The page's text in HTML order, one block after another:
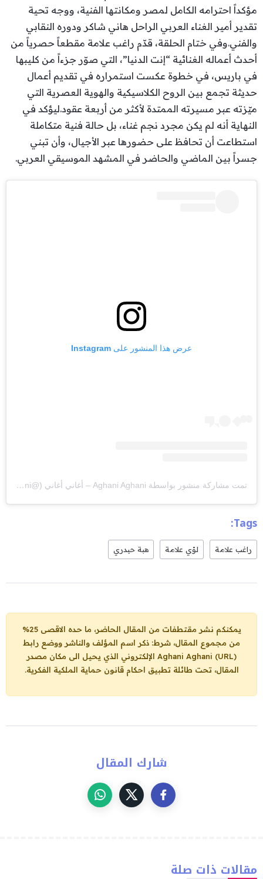
مؤكداً احترامه الكامل لمصر ومكانتها الفنية، ووجه تحية
تقدير أمير الغناء العربي الراحل هاني شاكر ودوره النقابي
والفني.وفي ختام الحلقة، قدّم راغب علامة مقطعاً حصرياً من
أحدث أعماله الغنائية “إنت الدنيا”، التي صوّر جزءاً من كليبها
في باريس، في خطوة عكست استمراره في تقديم أعمال
حديثة تجمع بين الروح الكلاسيكية والهوية العصرية التي
ميّزته عبر مسيرته الممتدة لأكثر من أربعة عقود.ليؤكد في
النهاية أنه لم يكن مجرد نجم غناء، بل حالة فنية متكاملة
استطاعت أن تحافظ على حضورها عبر الأجيال، وأن تبني
جسراً بين الماضي والحاضر في المشهد الموسيقي العربي.
عرض هذا المنشور على Instagram
تمت مشاركة منشور بواسطة ‏‎Aghani Aghani – أغاني أغاني‎‏ (@‏‎aghaniaghani‎‏)
Tags:
راغب علامة لؤي علامة هبة حيدري
يمكنكم نشر مقتطفات من المقال الحاضر، ما حده الاقصى 25%
من مجموع المقال، شرط: ذكر اسم المؤلف والناشر ووضع رابط
Aghani Aghani (URL) الإلكتروني الذي يحيل الى مكان مصدر
المقال، تحت طائلة تطبيق احكام قانون حماية الملكية الفكرية.
شارك المقال
مقالات ذات صلة